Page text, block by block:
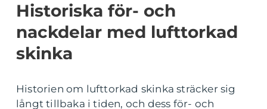
Historiska för- och
nackdelar med lufttorkad
skinka
Historien om lufttorkad skinka sträcker sig
långt tillbaka i tiden, och dess för- och